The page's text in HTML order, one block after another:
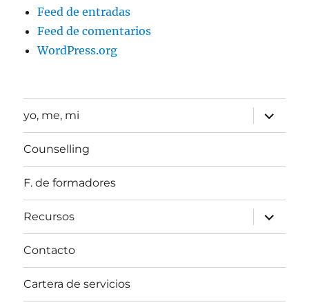
Feed de entradas
Feed de comentarios
WordPress.org
yo, me, mi
expande
el
menú
Counselling
F. de formadores
Recursos
expande
el
menú
Contacto
Cartera de servicios